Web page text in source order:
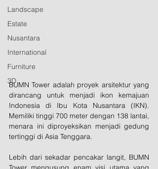
Landscape
Estate
Nusantara
International
Furniture
3D
BUMN Tower adalah proyek arsitektur yang
dirancang untuk menjadi ikon kemajuan
Indonesia di Ibu Kota Nusantara (IKN).
Memiliki tinggi 700 meter dengan 138 lantai,
menara ini diproyeksikan menjadi gedung
tertinggi di Asia Tenggara.
Lebih dari sekadar pencakar langit, BUMN